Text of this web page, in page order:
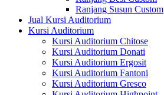
Ranjang Susun Custom
Jual Kursi Auditorium
Kursi Auditorium
Kursi Auditorium Chitose
Kursi Auditorium Donati
Kursi Auditorium Ergosit
Kursi Auditorium Fantoni
Kursi Auditorium Gresco